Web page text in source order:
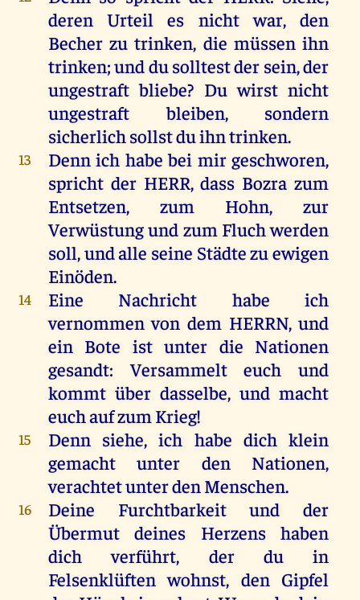
deren Urteil es nicht war,den
Becher zu trinken, die müssen ihn
trinken;unddusolltestder sein,der
ungestraft bliebe? Du wirst nicht
ungestraft
bleiben, sondern
sicherlichsollstduihntrinken.
13 Denn ich habe bei mir geschworen,
spricht der HERR, dass Bozra zum
Entsetzen, zum Hohn,zur
Verwüstungund zum Fluchwerden
soll,undalle seine Städtezuewigen
Einöden.
14 Eine Nachricht habe
ich
vernommen von dem HERRN,und
ein Bote ist unter die Nationen
gesandt:Versammelt euch
und
kommt über dasselbe,und macht
euchaufzum Krieg!
15 Denn siehe,ich habe dich klein
gemacht
unter denNationen,
verachtetunterdenMenschen.
16 Deine Furchtbarkeitund
der
Übermut
deines Herzens
haben
dich
verführt, der du
in
Felsenklüften wohnst, denGipfel